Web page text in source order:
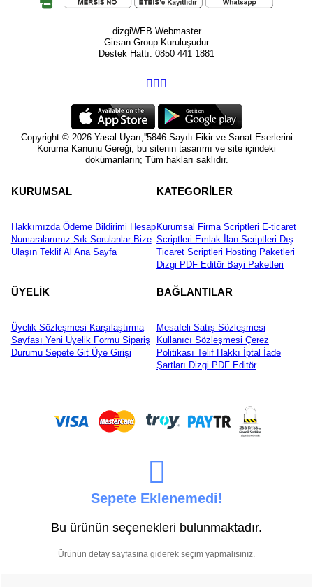
dizgiWEB Webmaster
Girsan Group Kuruluşudur
Destek Hattı: 0850 441 1881
Copyright © 2026 Yasal Uyarı;''5846 Sayılı Fikir ve Sanat Eserlerini
Koruma Kanunu Gereği, bu sitenin tasarımı ve site içindeki
dokümanların; Tüm hakları saklıdır.
KURUMSAL
HakkımızdaÖdeme Bildirimi Hesap
Numaralarımız Sık SorulanlarBize
UlaşınTeklif Al Ana Sayfa
KATEGORİLER
Kurumsal Firma Scriptleri E-ticaret
Scriptleri Emlak İlan Scriptleri Dış
Ticaret Scriptleri Hosting Paketleri
Dizgi PDF EditörBayi Paketleri
ÜYELİK
Üyelik Sözleşmesi Karşılaştırma
Sayfası Yeni Üyelik FormuSipariş
DurumuSepete GitÜye Girişi
BAĞLANTILAR
Mesafeli Satış Sözleşmesi
Kullanıcı Sözleşmesi Çerez
Politikası Telif Hakkı İptal İade
Şartları Dizgi PDF Editör
Sepete Eklenemedi!
Bu ürünün seçenekleri bulunmaktadır.
Ürünün detay sayfasına giderek seçim yapmalısınız.